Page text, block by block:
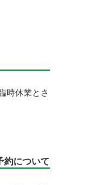
時休業とさ
約について